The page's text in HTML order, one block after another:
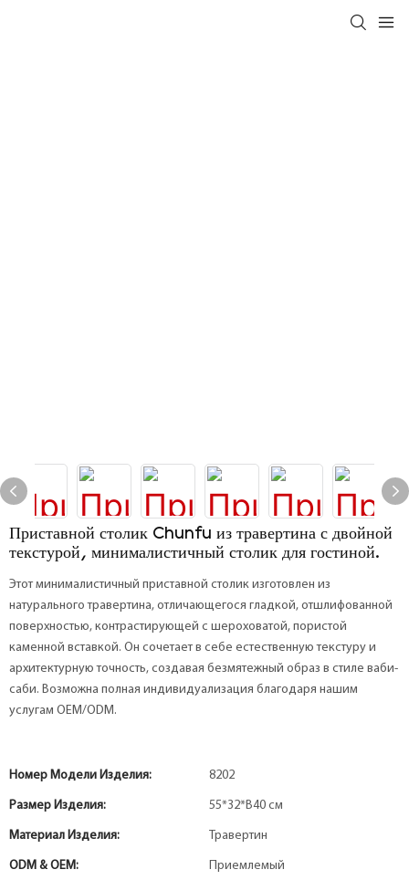
Приставной столик Chunfu из травертина с двойной
текстурой, минималистичный столик для гостиной.
Этот минималистичный приставной столик изготовлен из
натурального травертина, отличающегося гладкой, отшлифованной
поверхностью, контрастирующей с шероховатой, пористой
каменной вставкой. Он сочетает в себе естественную текстуру и
архитектурную точность, создавая безмятежный образ в стиле ваби-
саби. Возможна полная индивидуализация благодаря нашим
услугам OEM/ODM.
Номер Модели Изделия: 8202
Размер Изделия: 55*32*В40 см
Материал Изделия: Травертин
ODM & OEM: Приемлемый